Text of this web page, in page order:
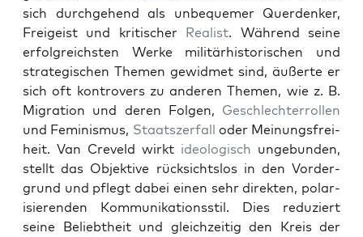
sich durchge­hend als unbe­que­mer Quer­denker,
Freigeist und kri­tis­ch­er Real­ist. Während seine
erfol­gre­ich­sten Werke mil­itärhis­torischen und
strate­gis­chen The­men gewid­met sind, äußerte er
sich oft kon­tro­vers zu anderen The­men, wie z. B.
Migra­tion und deren Fol­gen, Geschlechter­rollen
und Fem­i­nis­mus, Staat­sz­er­fall oder Mei­n­ungs­frei­
heit. Van Crev­eld wirkt ide­ol­o­gisch unge­bun­den,
stellt das Objek­tive rück­sicht­s­los in den Vorder­
grund und pflegt dabei einen sehr direk­ten, polar­
isieren­den Kom­mu­nika­tion­sstil. Dies reduziert
seine Beliebtheit und gle­ichzeit­ig den Kreis der